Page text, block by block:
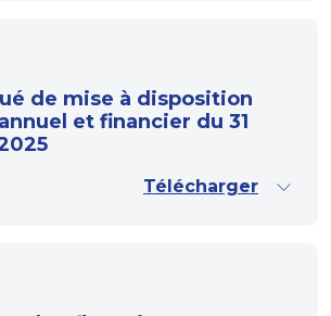
de mise à disposition
et financier du 31
Télécharger